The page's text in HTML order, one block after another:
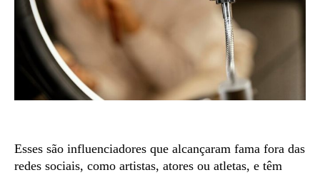
Esses são influenciadores que alcançaram fama fora das
redes sociais, como artistas, atores ou atletas, e têm